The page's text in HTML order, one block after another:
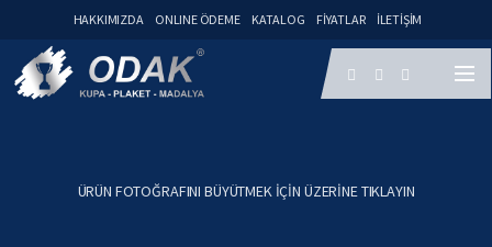
HAKKIMIZDA ONLINE ÖDEME KATALOG FIYATLAR İLETIŞIM
ÜRÜN FOTOĞRAFINI BÜYÜTMEK IÇIN ÜZERINE TIKLAYIN